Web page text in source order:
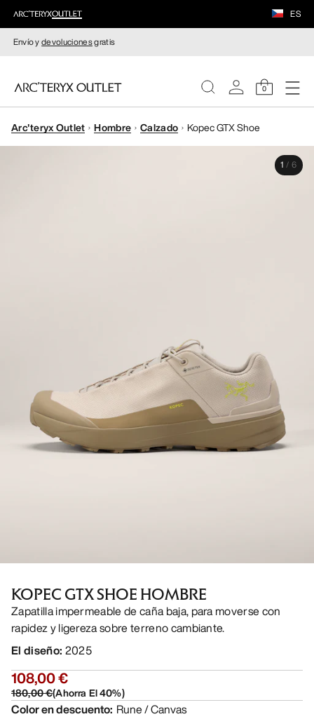
ES
Envío ydevolucionesgratis
0
MUJERE
Arc'teryx Outlet Hombre Calzado Kopec GTX Shoe
1 / 6
KOPEC GTX SHOE HOMBRE
Zapatilla impermeable de caña baja, para moverse con
rapidez y ligereza sobre terreno cambiante.
El diseño: 2025
108,00 €
180,00 €(Ahorra El40%)
Color en descuento: Rune / Canvas